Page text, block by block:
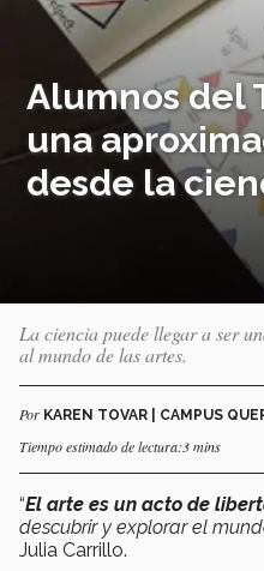
Alumnos del
una
desde la
La ciencia puede llegar a ser
al mundo de las artes.
Por KAREN TOVAR | CAMPUS
Tiempo estimado de lectura:3 mins
“El arte es un acto de
descubrir y explorar el
Julia Carrillo.